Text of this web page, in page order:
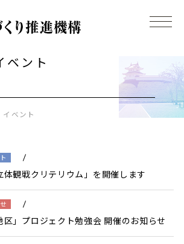
ベント
イベント
観戦クリテリウム」を開催します
区」プロジェクト勉強会 開催のお知らせ